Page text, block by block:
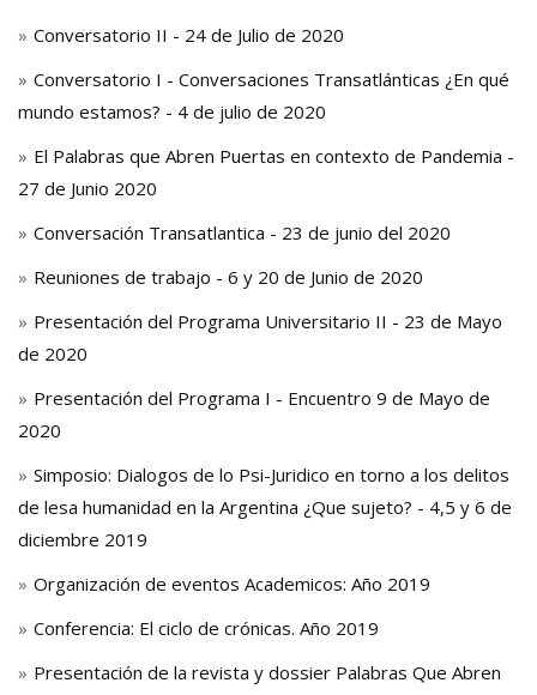
Conversatorio II - 24 de Julio de 2020
Conversatorio I - Conversaciones Transatlánticas ¿En qué
mundo estamos? - 4 de julio de 2020
El Palabras que Abren Puertas en contexto de Pandemia -
27 de Junio 2020
Conversación Transatlantica - 23 de junio del 2020
Reuniones de trabajo - 6 y 20 de Junio de 2020
Presentación del Programa Universitario II - 23 de Mayo
de 2020
Presentación del Programa I - Encuentro 9 de Mayo de
2020
Simposio: Dialogos de lo Psi-Juridico en torno a los delitos
de lesa humanidad en la Argentina ¿Que sujeto? - 4,5 y 6 de
diciembre 2019
Organización de eventos Academicos: Año 2019
Conferencia: El ciclo de crónicas. Año 2019
Presentación de la revista y dossier Palabras Que Abren